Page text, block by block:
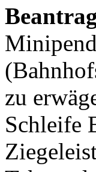
zu
Schleife